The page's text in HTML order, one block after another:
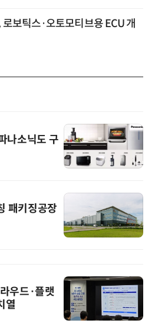
보틱스·오토모티브용 ECU 개
나소닉도 구
패키징공장
우드·플랫
열